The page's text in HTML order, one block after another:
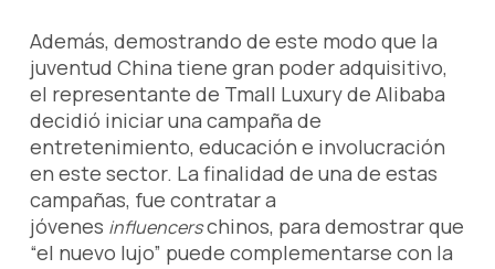
Además, demostrando de este modo que la
juventud China tiene gran poder adquisitivo,
el representante de Tmall Luxury de Alibaba
decidió iniciar una campaña de
entretenimiento, educación e involucración
en este sector. La finalidad de una de estas
campañas, fue contratar a
jóvenes influencerschinos, para demostrar que
“el nuevo lujo” puede complementarse con la